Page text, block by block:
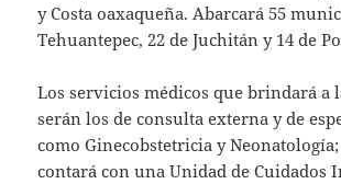
y Costa oaxaqueña. Abarcará 55
Tehuantepec, 22 de Juchitán y 14 de
Los servicios médicos que brindará a
serán los de consulta externa y de
como Ginecobstetricia y Neonatología;
contará con una Unidad de Cuidados